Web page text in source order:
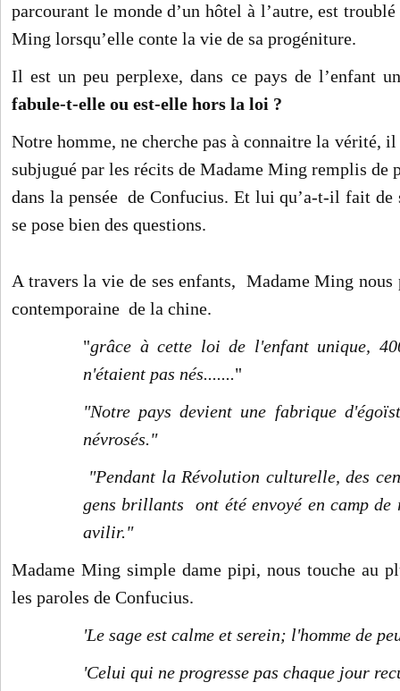
parcourant le monde d’un hôtel à l’autre, est
Ming lorsqu’elle conte la vie de sa progéniture.
Il est un peu perplexe, dans ce pays de l’enfant
fabule-t-elle ou est-elle hors la loi ?
Notre homme, ne cherche pas à connaitre la vérité,
subjugué par les récits de Madame Ming remplis de
dans la pensée de Confucius. Et lui qu’a-t-il fait de
se pose bien des questions.
A travers la vie de ses enfants, Madame Ming
contemporaine de la chine.
"grâce à cette loi de l'enfant unique,
n'étaient pas nés......."
"Notre pays devient une fabrique
névrosés."
"Pendant la Révolution culturelle, des
gens brillants ont été envoyé en camp
avilir."
Madame Ming simple dame pipi, nous touche au
les paroles de Confucius.
'Le sage est calme et serein; l'homme de
'Celui qui ne progresse pas chaque jour